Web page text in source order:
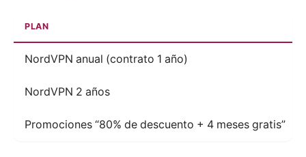
PLAN
NordVPN anual (contrato 1 año)
NordVPN 2 años
Promociones “80% de descuento + 4 meses gratis”